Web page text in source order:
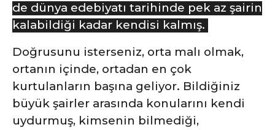
de dünya edebiyatı tarihinde pek az şairin
kalabildiği kadar kendisi kalmış.
Doğrusunu isterseniz, orta malı olmak,
ortanın içinde, ortadan en çok
kurtulanların başına geliyor. Bildiğiniz
büyük şairler arasında konularını kendi
uydurmuş, kimsenin bilmediği,